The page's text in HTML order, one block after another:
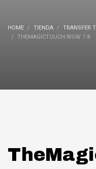
HOME TIENDA
TRANSFER
THEMAGICTOUCH WOW 7.8